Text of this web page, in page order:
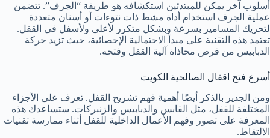
أسلوب آخر يمكن للمبتدئين استكشافه هو طريقة “الجرف”. تتضمن
عملية الجرف استخدام أداة مشط ذات نتوءات أو أسنان متعددة
لتحريك المسامير بسرعة وبشكل متكرر لأعلى ولأسفل في القفل.
تعتمد هذه التقنية على مبدأ الاحتمالية الإحصائية، حيث تزيد حركة
الدبابيس من فرص محاذاة آلية القفل وفتحه.
أسرع فتح اقفال الصالحية الكويت
ومن الجدير بالذكر أيضًا أهمية فهم تشريح القفل. تعرف على الأجزاء
المختلفة للقفل، مثل القابس والدبابيس والزنبركات. ستساعدك هذه
المعرفة على تصور وفهم الأعمال الداخلية للقفل أثناء ممارسة تقنيات
الالتقاط.